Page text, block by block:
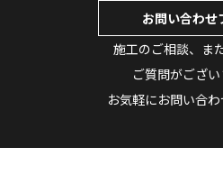
お問い合わせ
施工のご相談、ま
ご質問がござ
お気軽にお問い合わ